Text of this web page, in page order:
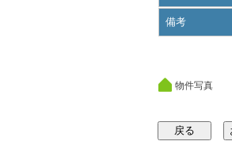
備考
物件写真